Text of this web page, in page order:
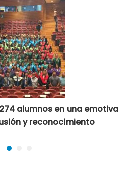
alumnos en una emotiva
y reconocimiento